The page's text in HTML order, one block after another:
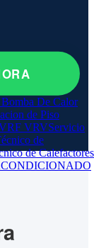
Bomba De Calor
de Piso
VRF VRVServicio
de
de Calefactores